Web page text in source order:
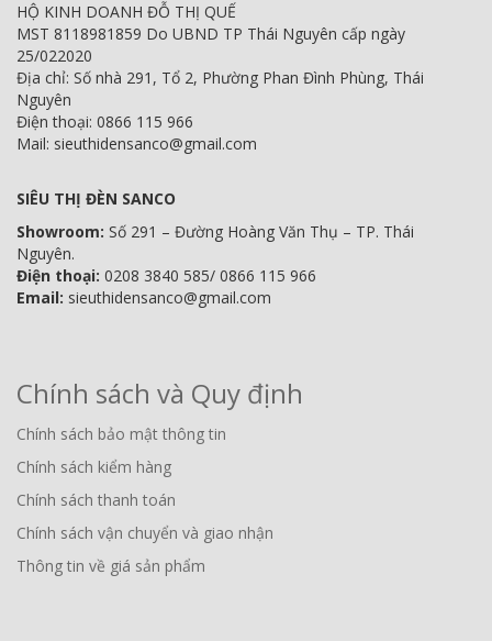
HỘ KINH DOANH ĐỖ THỊ QUẾ
MST 8118981859 Do UBND TP Thái Nguyên cấp ngày
25/022020
Địa chỉ: Số nhà 291, Tổ 2, Phường Phan Đình Phùng, Thái
Nguyên
Điện thoại: 0866 115 966
Mail: sieuthidensanco@gmail.com
SIÊU THỊ ĐÈN SANCO
Showroom: Số 291 – Đường Hoàng Văn Thụ – TP. Thái
Nguyên.
Điện thoại: 0208 3840 585/ 0866 115 966
Email: sieuthidensanco@gmail.com
Chính sách và Quy định
Chính sách bảo mật thông tin
Chính sách kiểm hàng
Chính sách thanh toán
Chính sách vận chuyển và giao nhận
Thông tin về giá sản phẩm